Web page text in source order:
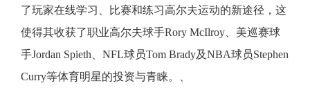
了玩家在线学习、比赛和练习高尔夫运动的新途径，这
使得其收获了职业高尔夫球手Rory McIlroy、美巡赛球
手Jordan Spieth、NFL球员Tom Brady及NBA球员Stephen
Curry等体育明星的投资与青睐。、